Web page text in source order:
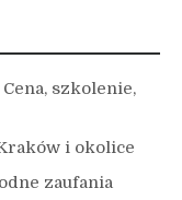
szkolenie,
i okolice
zaufania